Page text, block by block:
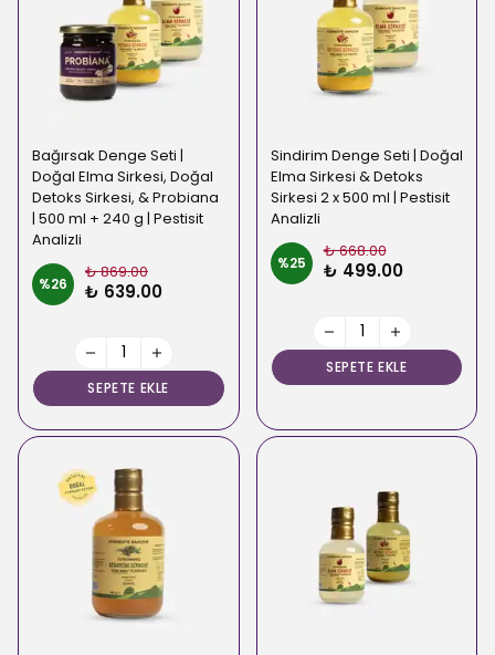
Bağırsak Denge Seti |
Doğal Elma Sirkesi, Doğal
Detoks Sirkesi, & Probiana
| 500 ml + 240 g | Pestisit
Analizli
%26
₺ 869.00
₺ 639.00
SEPETE EKLE
Sindirim Denge Seti | Doğal
Elma Sirkesi & Detoks
Sirkesi 2 x 500 ml | Pestisit
Analizli
%25
₺ 668.00
₺ 499.00
SEPETE EKLE